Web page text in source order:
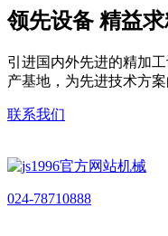
领先设备 精益
引进国内外先进的精加
产基地，为先进技术方
联系我们
024-78710888